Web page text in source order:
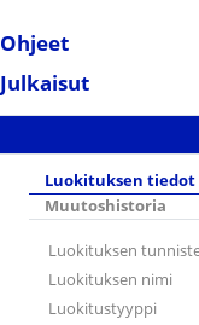
Ohjeet
Julkaisut
Luokituksen tiedot
Muutoshistoria
Luokituksen
Luokituksen nimi
Luokitustyyppi